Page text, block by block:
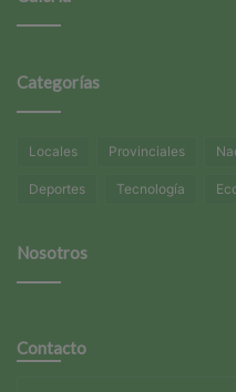
Categorías
Locales Provinciales
Deportes Tecnología
Nosotros
Contacto